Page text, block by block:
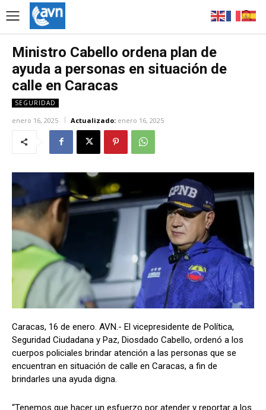
Ministro Cabello ordena plan de
ayuda a personas en situación de
calle en Caracas
SEGURIDAD
enero 16, 2025 Actualizado: enero 16, 2025
Caracas, 16 de enero. AVN.- El vicepresidente de Política,
Seguridad Ciudadana y Paz, Diosdado Cabello, ordenó a los
cuerpos policiales brindar atención a las personas que se
encuentran en situación de calle en Caracas, a fin de
brindarles una ayuda digna.